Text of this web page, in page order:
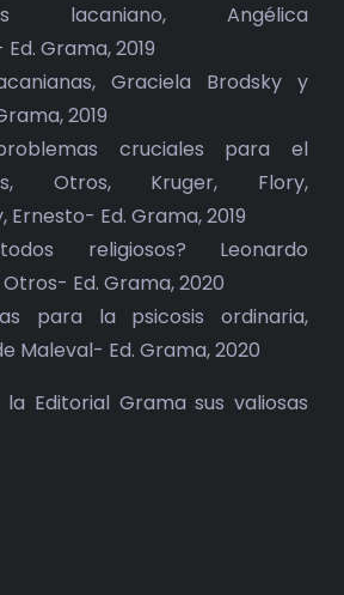
lacaniano, Angélica
Grama, 2019
Graciela Brodsky y
2019
cruciales para el
Otros, Kruger, Flory,
Ernesto- Ed. Grama, 2019
religiosos? Leonardo
Ed. Grama, 2020
para la psicosis ordinaria,
Maleval- Ed. Grama, 2020
Editorial Grama sus valiosas